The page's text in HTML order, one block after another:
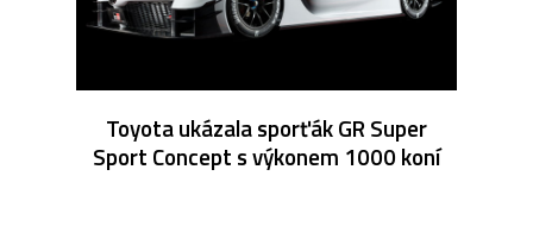
Toyota ukázala sporťák GR Super
Sport Concept s výkonem 1000 koní